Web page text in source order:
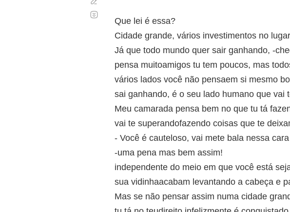
Que lei é essa?
Cidade grande, vários investimentos no
Já que todo mundo quer sair ganhando, -
pensa muitoamigos tu tem poucos, mas
vários lados você não pensaem si mesmo
sai ganhando, é o seu lado humano que vai
Meu camarada pensa bem no que tu tá
vai te superandofazendo coisas que te
- Você é cauteloso, vai mete bala nessa
-uma pena mas bem assim!
independente do meio em que você está
sua vidinhaacabam levantando a cabeça e
Mas se não pensar assim numa cidade
automático